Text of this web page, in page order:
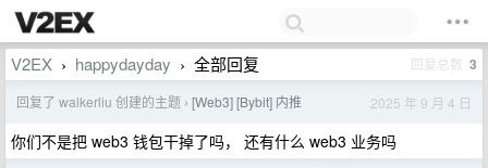
V2EX › happydayday › 全部回复 回复总数 3
回复了 walkerliu 创建的主题 › [Web3] [Bybit] 内推 2025 年 9 月 4 日
你们不是把 web3 钱包干掉了吗， 还有什么 web3 业务吗